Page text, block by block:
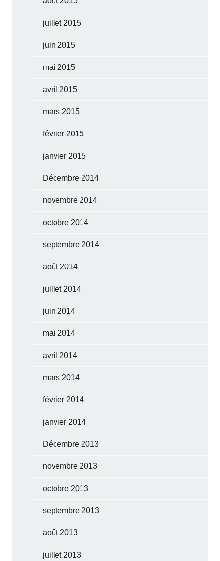
juillet 2015
juin 2015
mai 2015
avril 2015
mars 2015
février 2015
janvier 2015
Décembre 2014
novembre 2014
octobre 2014
septembre 2014
août 2014
juillet 2014
juin 2014
mai 2014
avril 2014
mars 2014
février 2014
janvier 2014
Décembre 2013
novembre 2013
octobre 2013
septembre 2013
août 2013
juillet 2013